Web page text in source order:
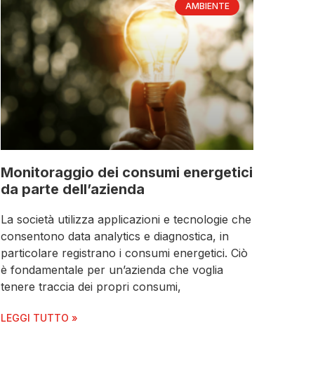
AMBIENTE
Monitoraggio dei consumi energetici
da parte dell’azienda
La società utilizza applicazioni e tecnologie che
consentono data analytics e diagnostica, in
particolare registrano i consumi energetici. Ciò
è fondamentale per un’azienda che voglia
tenere traccia dei propri consumi,
LEGGI TUTTO »